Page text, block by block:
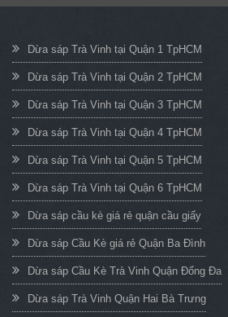
Dừa sáp Trà Vinh tại Quận 1 TpHCM
Dừa sáp Trà Vinh tại Quận 2 TpHCM
Dừa sáp Trà Vinh tại Quận 3 TpHCM
Dừa sáp Trà Vinh tại Quận 4 TpHCM
Dừa sáp Trà Vinh tại Quận 5 TpHCM
Dừa sáp Trà Vinh tại Quận 6 TpHCM
Dừa sáp cầu kè giá rẻ quận cầu giấy
Dừa sáp Cầu Kè giá rẻ Quận Ba Đình
Dừa sáp Cầu Kè Trà Vinh Quận Đống Đa
Dừa sáp Trà Vinh Quận Hai Bà Trưng